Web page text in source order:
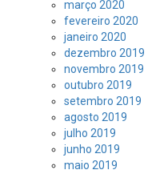
março 2020
fevereiro 2020
janeiro 2020
dezembro 2019
novembro 2019
outubro 2019
setembro 2019
agosto 2019
julho 2019
junho 2019
maio 2019